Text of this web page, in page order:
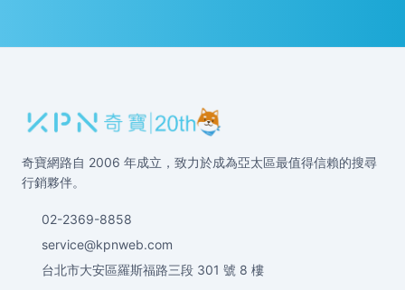
奇寶網路自 2006 年成立，致力於成為亞太區最值得信賴的搜尋
行銷夥伴。
02-2369-8858
service@kpnweb.com
台北市大安區羅斯福路三段 301 號 8 樓